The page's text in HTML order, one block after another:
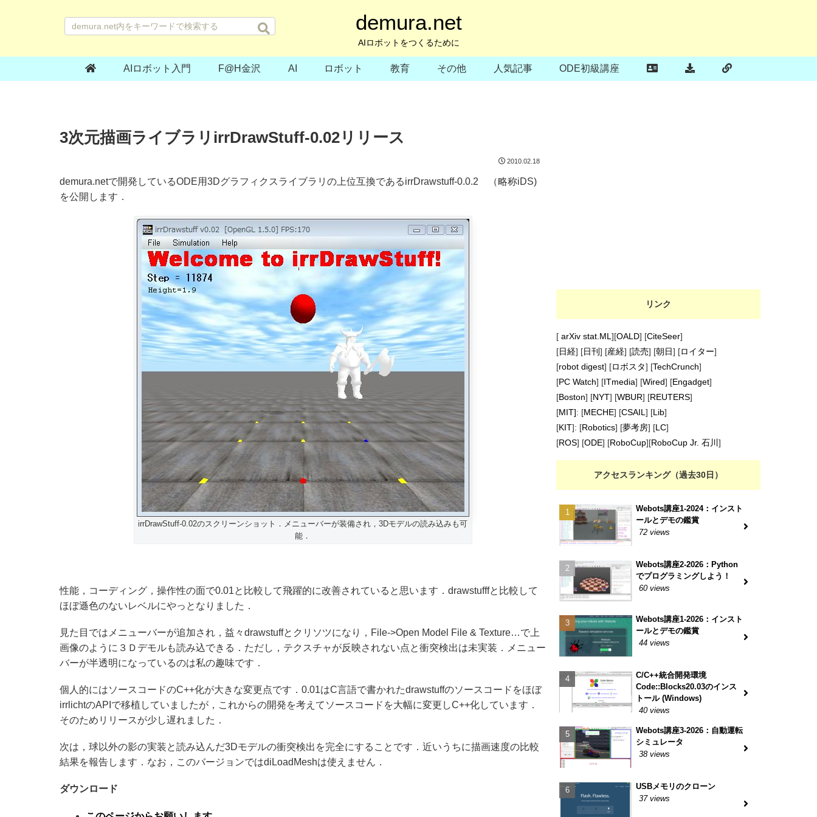
demura.net
AIロボットをつくるために
AIロボット入門 F@H金沢 AI ロボット 教育 その他 人気記事 ODE初級講座
3次元描画ライブラリirrDrawStuff-0.02リリース
2010.02.18
demura.netで開発しているODE用3Dグラフィクスライブラリの上位互換であるirrDrawstuff-0.0.2 （略称iDS)
を公開します．
irrDrawStuff-0.02のスクリーンショット．メニューバーが装備され，3Dモデルの読み込みも可
能．
性能，コーディング，操作性の面で0.01と比較して飛躍的に改善されていると思います．drawstufffと比較して
ほぼ遜色のないレベルにやっとなりました．
見た目ではメニューバーが追加され，益々drawstuffとクリソツになり，File->Open Model File & Texture…で上
画像のように３Ｄデモルも読み込できる．ただし，テクスチャが反映されない点と衝突検出は未実装．メニュー
バーが半透明になっているのは私の趣味です．
個人的にはソースコードのC++化が大きな変更点です．0.01はC言語で書かれたdrawstuffのソースコードをほぼ
irrlichtのAPIで移植していましたが，これからの開発を考えてソースコードを大幅に変更しC++化しています．
そのためリリースが少し遅れました．
次は，球以外の影の実装と読み込んだ3Dモデルの衝突検出を完全にすることです．近いうちに描画速度の比較
結果を報告します．なお，このバージョンではdiLoadMeshは使えません．
ダウンロード
リンク
[ arXiv stat.ML ][OALD] [CiteSeer]
[日経] [日刊 ] [産経] [読売] [朝日] [ロイター]
[robot digest] [ロボスタ] [TechCrunch]
[PC Watch] [ITmedia] [Wired] [Engadget]
[Boston] [NYT] [WBUR] [REUTERS]
[MIT]: [MECHE] [CSAIL ] [Lib]
[KIT]: [Robotics] [夢考房] [LC]
[ROS] [ODE] [RoboCup][RoboCup Jr. 石川 ]
アクセスランキング（過去30日）
Webots講座1-2024：インスト
ールとデモの鑑賞
72 views
Webots講座2-2026：Python
でプログラミングしよう！
60 views
Webots講座1-2026：インスト
ールとデモの鑑賞
44 views
C/C++統合開発環境
Code::Blocks20.03のインス
トール (Windows)
40 views
Webots講座3-2026：自動運転
シミュレータ
38 views
USBメモリのクローン
37 views